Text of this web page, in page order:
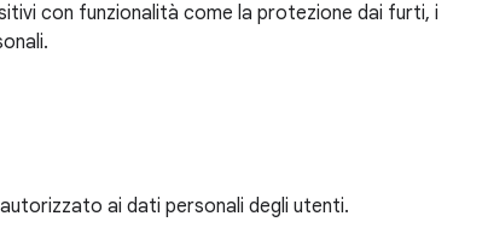
con funzionalità come la protezione dai furti, i
ai dati personali degli utenti.